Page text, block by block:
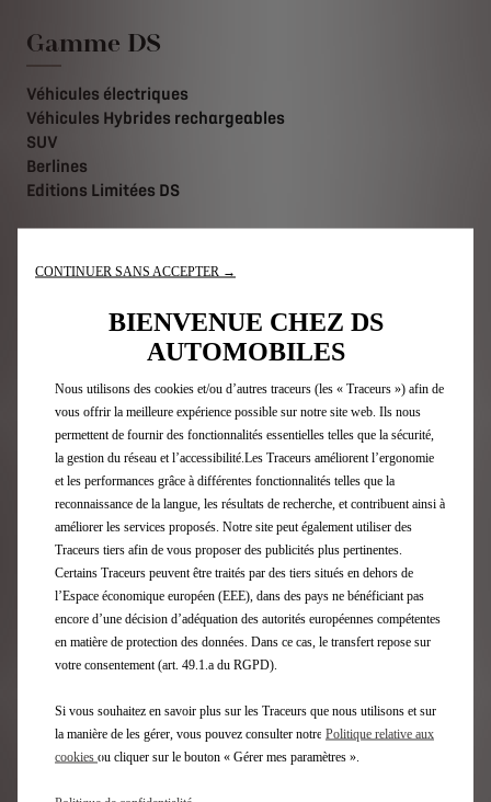
Gamme DS
Véhicules électriques
Véhicules Hybrides rechargeables
SUV
Berlines
Editions Limitées DS
Accès Rapide
Configurateur DS
Véhicules Immédiatement Disponbles
Offres pour les particuliers
Demandez un essai
Estimez votre reprise
Offres pour les professionnels
Recharge et autonomie électrique
Solutions de financement DS
Trouver un point de vente
Nous contacter
Télécharger la brochure et tarifs
Recrutement
Après-Vente
DS Assistance
DS Services
Accessoires DS
Forfaits d'entretien DS
CONTINUER SANS ACCEPTER →
BIENVENUE CHEZ DS
AUTOMOBILES
Nous utilisons des cookies et/ou d’autres traceurs (les « Traceurs ») afin de
vous offrir la meilleure expérience possible sur notre site web. Ils nous
permettent de fournir des fonctionnalités essentielles telles que la sécurité,
la gestion du réseau et l’accessibilité.Les Traceurs améliorent l’ergonomie
et les performances grâce à différentes fonctionnalités telles que la
reconnaissance de la langue, les résultats de recherche, et contribuent ainsi à
améliorer les services proposés. Notre site peut également utiliser des
Traceurs tiers afin de vous proposer des publicités plus pertinentes.
Certains Traceurs peuvent être traités par des tiers situés en dehors de
l’Espace économique européen (EEE), dans des pays ne bénéficiant pas
encore d’une décision d’adéquation des autorités européennes compétentes
en matière de protection des données. Dans ce cas, le transfert repose sur
votre consentement (art. 49.1.a du RGPD).
Si vous souhaitez en savoir plus sur les Traceurs que nous utilisons et sur
la manière de les gérer, vous pouvez consulter notre Politique relative aux
cookies ou cliquer sur le bouton « Gérer mes paramètres ».